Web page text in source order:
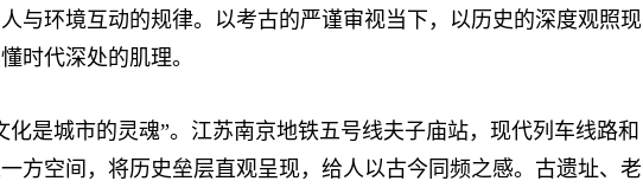
与环境互动的规律。以考古的严谨审视当下，以历史的深度观照现
时代深处的肌理。
是城市的灵魂”。江苏南京地铁五号线夫子庙站，现代列车线路和
方空间，将历史垒层直观呈现，给人以古今同频之感。古遗址、老